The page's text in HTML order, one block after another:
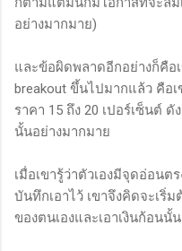
อย่างมากมาย)
และข้อผิดพลาดอีกอย่างก็คือ
breakout ขึ้นไปมากแล้ว คือ
ราคา 15 ถึง 20 เปอร์เซ็นต์
นั้นอย่างมากมาย
เมื่อเขารู้ว่าตัวเองมีจุดอ่อน
บันทึกเอาไว้ เขาจึงคิดจะเริ่
ของตนเองและเอาเงินก้อน